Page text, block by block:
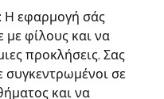
Η εφαρμογή σάς
με φίλους και να
προκλήσεις. Σας
συγκεντρωμένοι σε
και να